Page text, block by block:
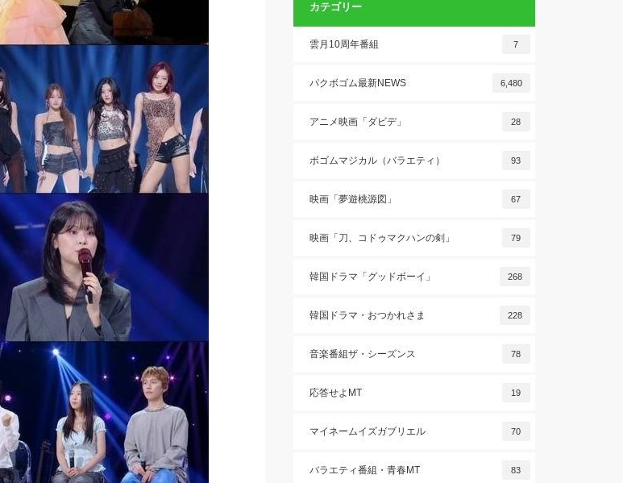
カテゴリー
雲月10周年番組 7
パクボゴム最新NEWS 6,480
アニメ映画「ダビデ」 28
ボゴムマジカル（バラエティ） 93
映画「夢遊桃源図」 67
映画「刀、コドゥマクハンの剣」 79
韓国ドラマ「グッドボーイ」 268
韓国ドラマ・おつかれさま 228
音楽番組ザ・シーズンス 78
応答せよMT 19
マイネームイズガブリエル 70
バラエティ番組・青春MT 83